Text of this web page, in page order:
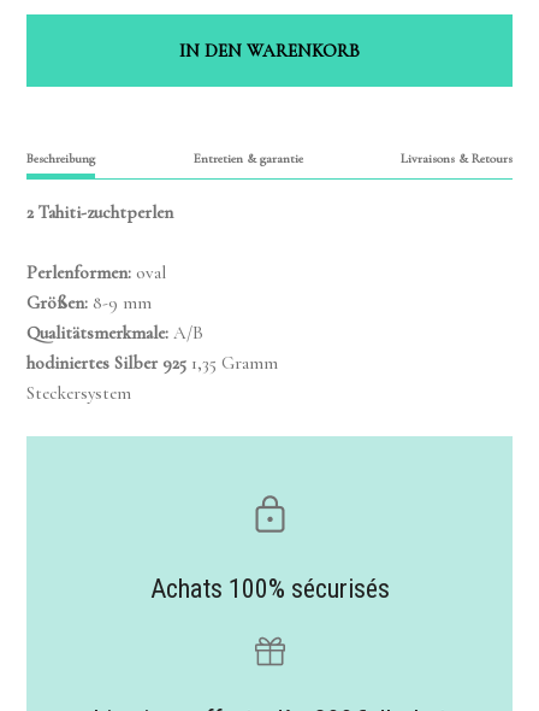
IN DEN WARENKORB
Beschreibung Entretien & garantie Livraisons & Retours
2Tahiti-zuchtperlen
Perlenformen: oval
Größen: 8-9 mm
Qualitätsmerkmale: A/B
hodiniertes Silber925 1,35 Gramm
Steckersystem
Achats 100% sécurisés